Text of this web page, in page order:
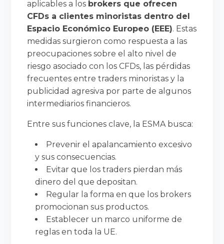
aplicables a los brokers que ofrecen
CFDs a clientes minoristas dentro del
Espacio Económico Europeo (EEE). Estas
medidas surgieron como respuesta a las
preocupaciones sobre el alto nivel de
riesgo asociado con los CFDs, las pérdidas
frecuentes entre traders minoristas y la
publicidad agresiva por parte de algunos
intermediarios financieros.
Entre sus funciones clave, la ESMA busca:
Prevenir el apalancamiento excesivo
y sus consecuencias.
Evitar que los traders pierdan más
dinero del que depositan.
Regular la forma en que los brokers
promocionan sus productos.
Establecer un marco uniforme de
reglas en toda la UE.